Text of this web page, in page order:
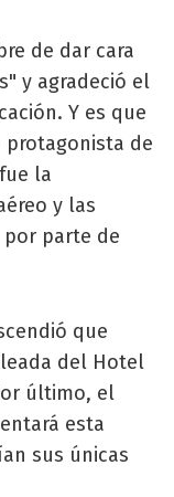
de dar cara
y agradeció el
Y es que
de
la
y las
por parte de
que
del Hotel
último, el
esta
sus únicas